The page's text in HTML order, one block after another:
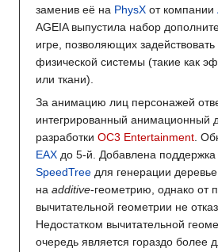
заменив её на PhysX от компании
AGEIA выпустила набор
игре, позволяющих
физической системы (такие как
или ткани).
За анимацию лиц персонажей
интегрированный анимационный
разработки OC3 Entertainment.
EAX до 5-й. Добавлена поддержка
SpeedTree для генерации
на additive-геометрию, однако от
вычитательной геометрии не
Недостатком вычитательной
очередь является гораздо более